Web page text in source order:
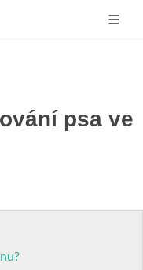
psa ve